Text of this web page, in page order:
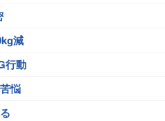
減
行動
悩